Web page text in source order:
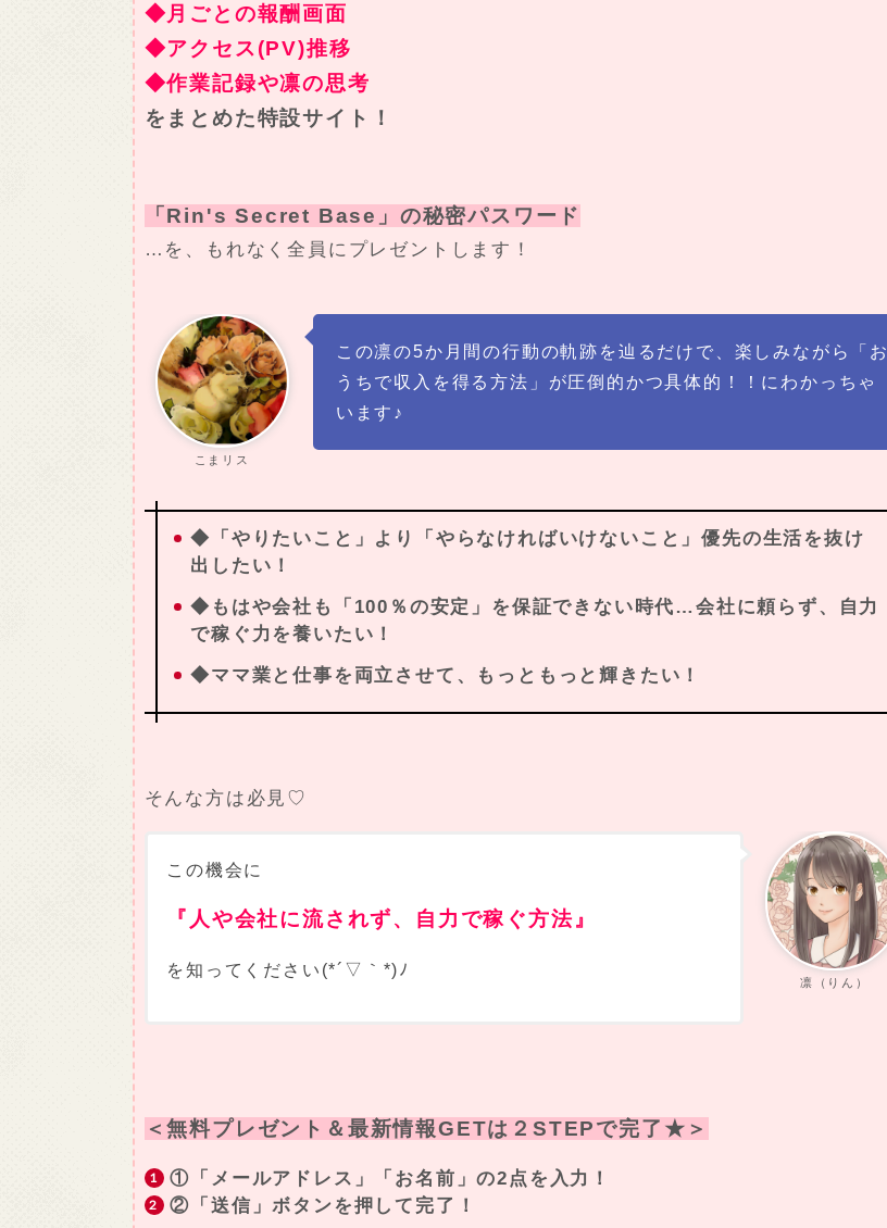
◆月ごとの報酬画面
◆アクセス(PV)推移
◆作業記録や凛の思考
をまとめた特設サイト！
「Rin's Secret Base」の秘密パスワード
…を、もれなく全員にプレゼントします！
こまリス
この凛の5か月間の行動の軌跡を辿るだけで、楽しみながら「お
うちで収入を得る方法」が圧倒的かつ具体的！！にわかっちゃ
います♪
◆「やりたいこと」より「やらなければいけないこと」優先の生活を抜け
出したい！
◆もはや会社も「100％の安定」を保証できない時代…会社に頼らず、自力
で稼ぐ力を養いたい！
◆ママ業と仕事を両立させて、もっともっと輝きたい！
そんな方は必見♡
凛（りん）
この機会に
『人や会社に流されず、自力で稼ぐ方法』
を知ってください(*´▽｀*)ﾉ
＜無料プレゼント＆最新情報GETは２STEPで完了★＞
①「メールアドレス」「お名前」の2点を入力！
②「送信」ボタンを押して完了！